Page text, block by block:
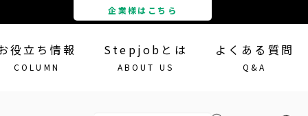
企業様はこちら
役立ち情報
COLUMN
Stepjobとは
ABOUT US
よくある質問
Q&A